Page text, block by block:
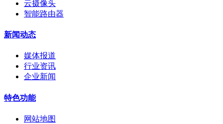
云摄像头
智能路由器
新闻动态
媒体报道
行业资讯
企业新闻
特色功能
网站地图